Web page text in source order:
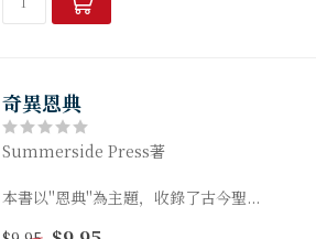
奇異恩典
Summerside Press著
本書以"恩典"為主題，收錄了古今聖...